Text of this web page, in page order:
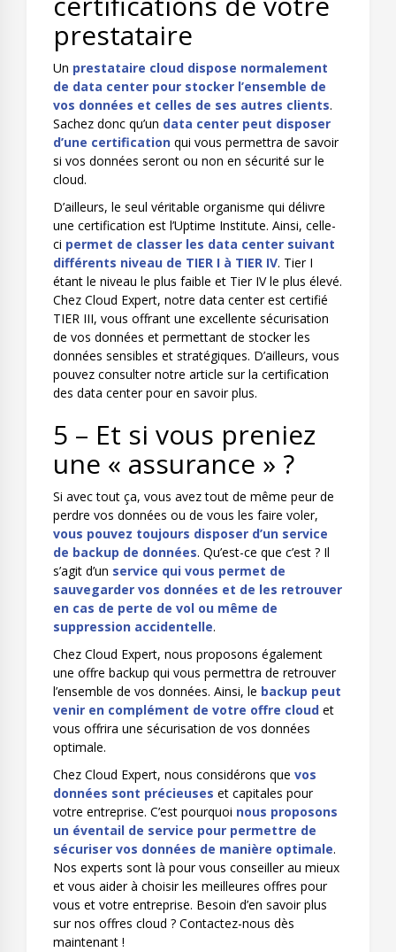
prestataire
Un prestataire cloud dispose normalement
de data center pour stocker l’ensemble de
vos données et celles de ses autres clients.
Sachez donc qu’un data center peut disposer
d’une certification qui vous permettra de savoir
si vos données seront ou non en sécurité sur le
cloud.
D’ailleurs, le seul véritable organisme qui délivre
une certification est l’Uptime Institute. Ainsi, celle-
ci permet de classer les data center suivant
différents niveau de TIER I à TIER IV. Tier I
étant le niveau le plus faible et Tier IV le plus élevé.
Chez Cloud Expert, notre data center est certifié
TIER III, vous offrant une excellente sécurisation
de vos données et permettant de stocker les
données sensibles et stratégiques. D’ailleurs, vous
pouvez consulter notre article sur la certification
des data center pour en savoir plus.
5 – Et si vous preniez
une « assurance » ?
Si avec tout ça, vous avez tout de même peur de
perdre vos données ou de vous les faire voler,
vous pouvez toujours disposer d’un service
de backup de données. Qu’est-ce que c’est ? Il
s’agit d’un service qui vous permet de
sauvegarder vos données et de les retrouver
en cas de perte de vol ou même de
suppression accidentelle.
Chez Cloud Expert, nous proposons également
une offre backup qui vous permettra de retrouver
l’ensemble de vos données. Ainsi, le backup peut
venir en complément de votre offre cloud et
vous offrira une sécurisation de vos données
optimale.
Chez Cloud Expert, nous considérons que vos
données sont précieuses et capitales pour
votre entreprise. C’est pourquoi nous proposons
un éventail de service pour permettre de
sécuriser vos données de manière optimale.
Nos experts sont là pour vous conseiller au mieux
et vous aider à choisir les meilleures offres pour
vous et votre entreprise. Besoin d’en savoir plus
sur nos offres cloud ? Contactez-nous dès
maintenant !